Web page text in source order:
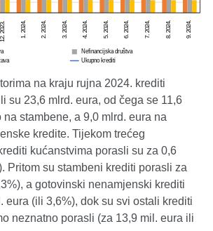
na kraju rujna 2024. krediti
su 23,6 mlrd. eura, od čega se 11,6
stambene, a 9,0 mlrd. eura na
kredite. Tijekom trećeg
kućanstvima porasli su za 0,6
Pritom su stambeni krediti porasli za
a gotovinski nenamjenski krediti
eura (ili 3,6%), dok su svi ostali krediti
neznatno porasli (za 13,9 mil. eura ili